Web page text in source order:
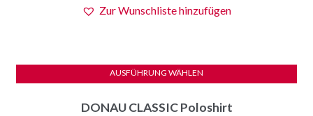
Zur Wunschliste hinzufügen
auf.
können
auf
der
DONAU CLASSIC Poloshirt
AUSFÜHRUNG WÄHLEN
Produkt